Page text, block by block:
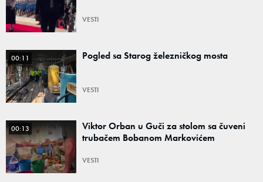
VESTI
00:11 Pogled sa Starog železničkog mosta
VESTI
00:13
Viktor Orban u Guči za stolom sa čuveni
trubačem Bobanom Markovićem
VESTI